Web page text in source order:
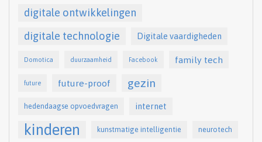
digitale ontwikkelingen
digitale technologie
Digitale vaardigheden
Domotica duurzaamheid Facebook family tech
future future-proof gezin
hedendaagse opvoedvragen internet
kinderen kunstmatige intelligentie neurotech